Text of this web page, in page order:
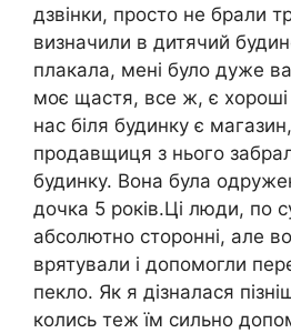
дзвінки, просто не брали
визначили в дитячий
плакала, мені було дуже
моє щастя, все ж, є
нас біля будинку є
продавщиця з нього
будинку. Вона була
дочка 5 років.Ці люди, по
абсолютно сторонні, але
врятували і допомогли
пекло. Як я дізналася
колись теж їм сильно